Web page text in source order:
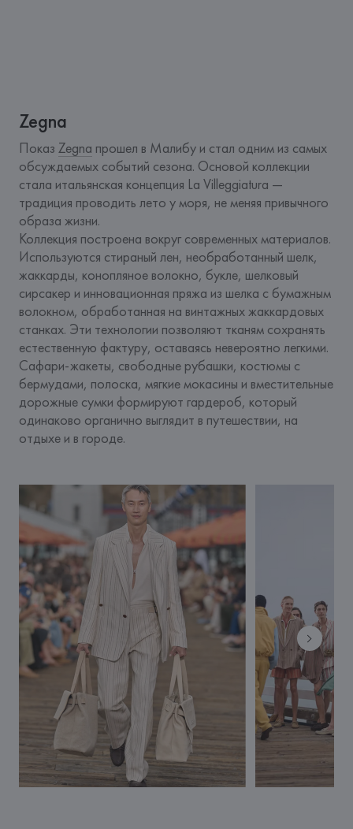
Zegna
Показ Zegna прошел в Малибу и стал одним из самых
обсуждаемых событий сезона. Основой коллекции
стала итальянская концепция La Villeggiatura —
традиция проводить лето у моря, не меняя привычного
образа жизни.
Коллекция построена вокруг современных материалов.
Используются стираный лен, необработанный шелк,
жаккарды, конопляное волокно, букле, шелковый
сирсакер и инновационная пряжа из шелка с бумажным
волокном, обработанная на винтажных жаккардовых
станках. Эти технологии позволяют тканям сохранять
естественную фактуру, оставаясь невероятно легкими.
Сафари-жакеты, свободные рубашки, костюмы с
бермудами, полоска, мягкие мокасины и вместительные
дорожные сумки формируют гардероб, который
одинаково органично выглядит в путешествии, на
отдыхе и в городе.